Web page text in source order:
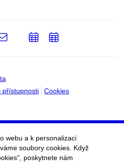
přístupnosti Cookies
e-
PřidatPřidat
webu a k personalizaci
soubory cookies. Když
poskytnete nám